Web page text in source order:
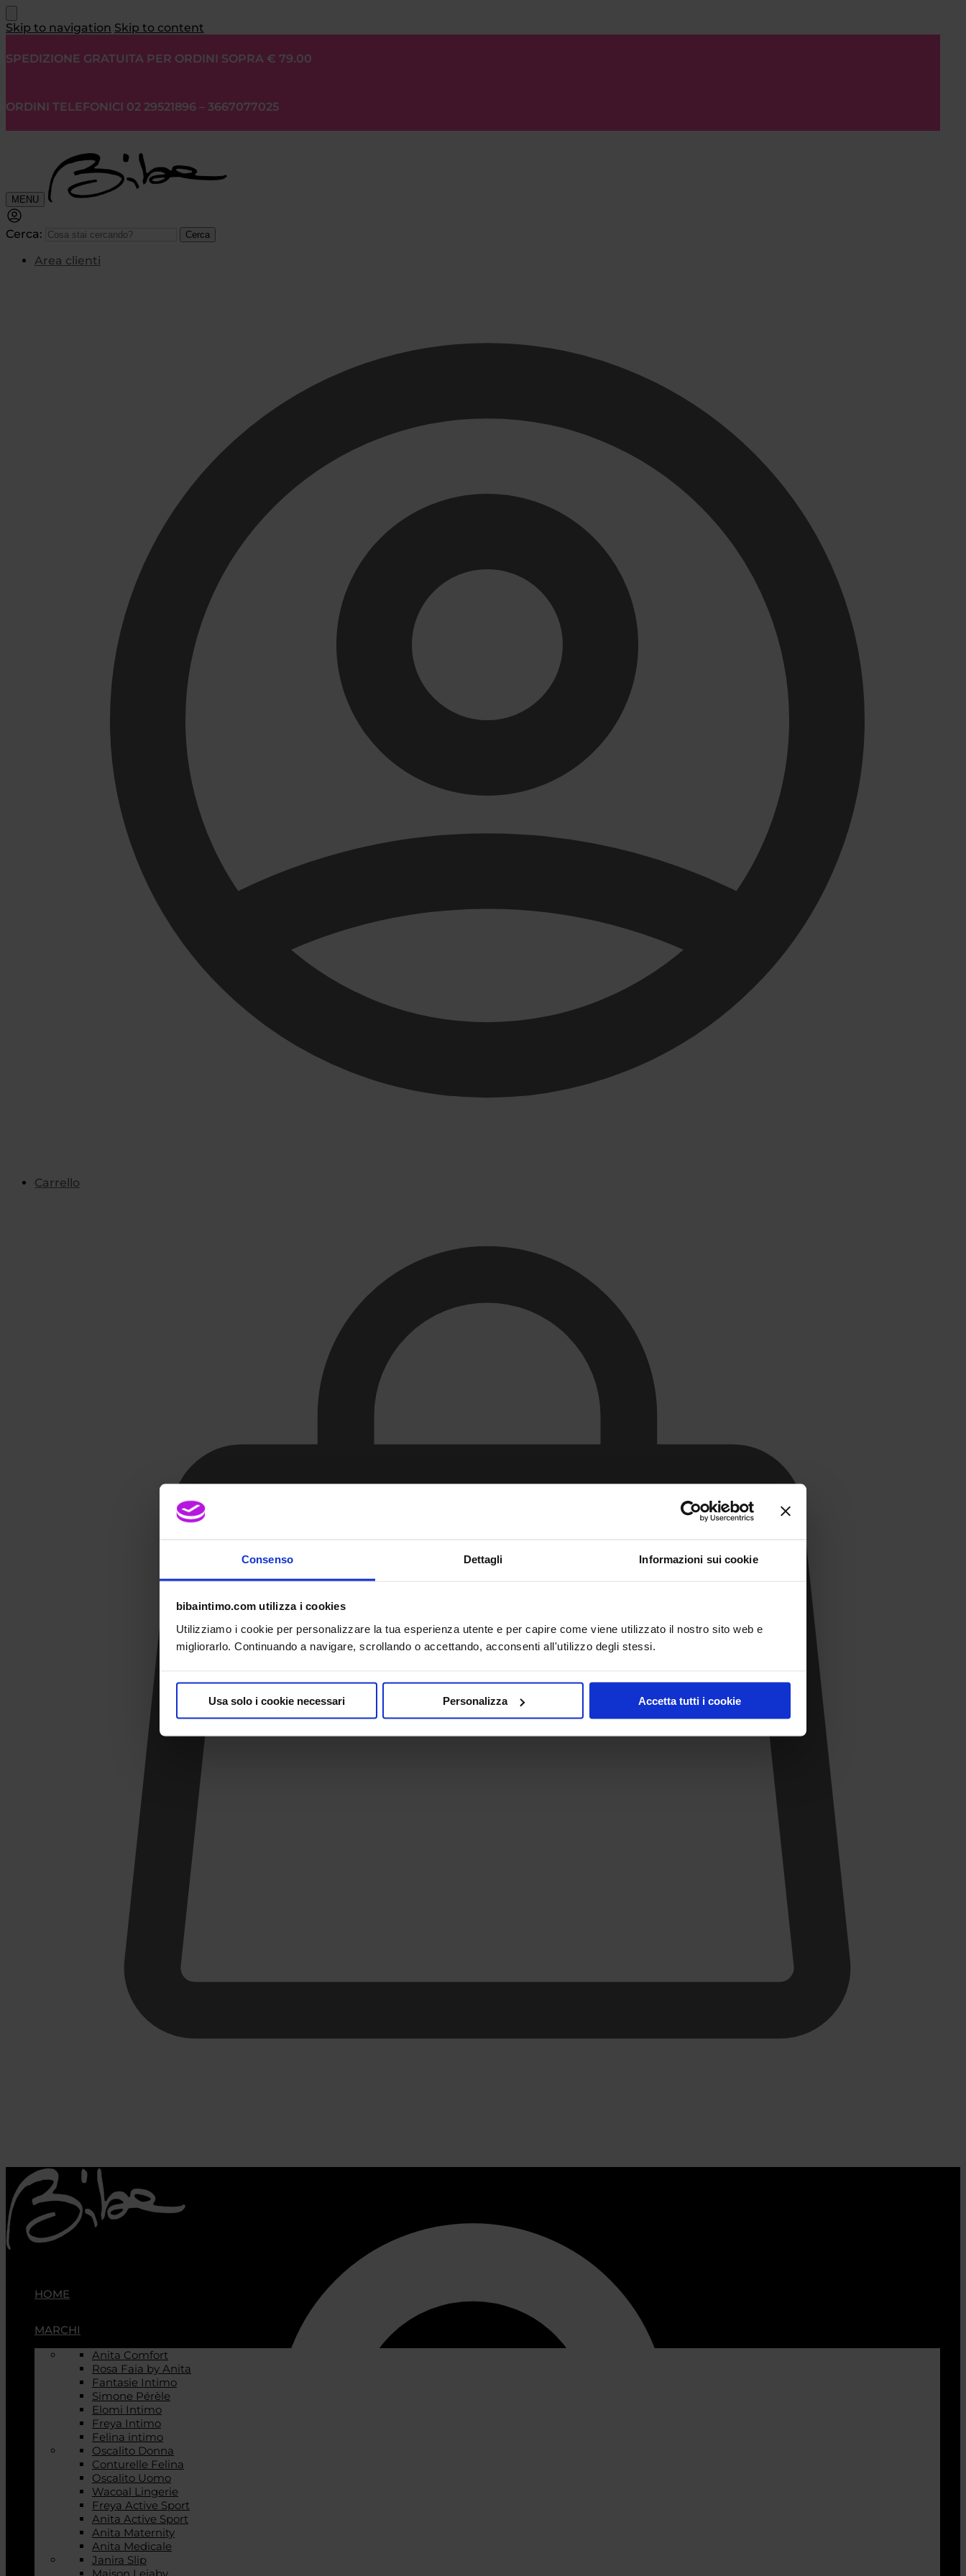
Consenso Dettagli Informazioni sui cookie
bibaintimo.com utilizza i cookies
Utilizziamo i cookie per personalizzare la tua esperienza utente e per capire come viene utilizzato il nostro sito web e
migliorarlo. Continuando a navigare, scrollando o accettando, acconsenti all'utilizzo degli stessi.
Usa solo i cookie necessari Personalizza Accetta tutti i cookie
Skip to navigation Skip to content
SPEDIZIONE GRATUITA PER ORDINI SOPRA € 79.00
ORDINI TELEFONICI 02 29521896 – 3667077025
MENU
Cerca: Cerca
Area clienti
Carrello
HOME
MARCHI
Anita Comfort
Rosa Faia by Anita
Fantasie Intimo
Simone Pérèle
Elomi Intimo
Freya Intimo
Felina intimo
Oscalito Donna
Conturelle Felina
Oscalito Uomo
Wacoal Lingerie
Freya Active Sport
Anita Active Sport
Anita Maternity
Anita Medicale
Janira Slip